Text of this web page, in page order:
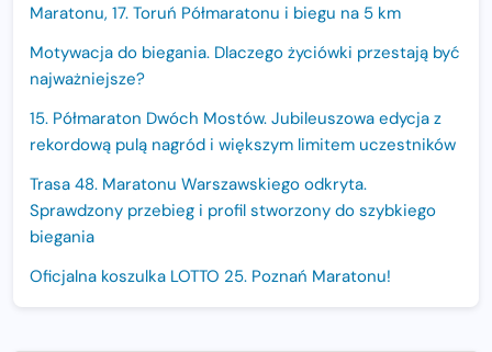
Maratonu, 17. Toruń Półmaratonu i biegu na 5 km
Motywacja do biegania. Dlaczego życiówki przestają być
najważniejsze?
15. Półmaraton Dwóch Mostów. Jubileuszowa edycja z
rekordową pulą nagród i większym limitem uczestników
Trasa 48. Maratonu Warszawskiego odkryta.
Sprawdzony przebieg i profil stworzony do szybkiego
biegania
Oficjalna koszulka LOTTO 25. Poznań Maratonu!